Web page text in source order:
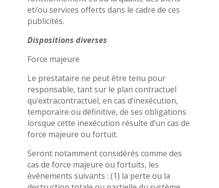
et/ou services offerts dans le cadre de ces
publicités.
Dispositions diverses
Force majeure
Le prestataire ne peut être tenu pour
responsable, tant sur le plan contractuel
qu’extracontractuel, en cas d’inexécution,
temporaire ou définitive, de ses obligations
lorsque cette inexécution résulte d’un cas de
force majeure ou fortuit.
Seront notamment considérés comme des
cas de force majeure ou fortuits, les
événements suivants : (1) la perte ou la